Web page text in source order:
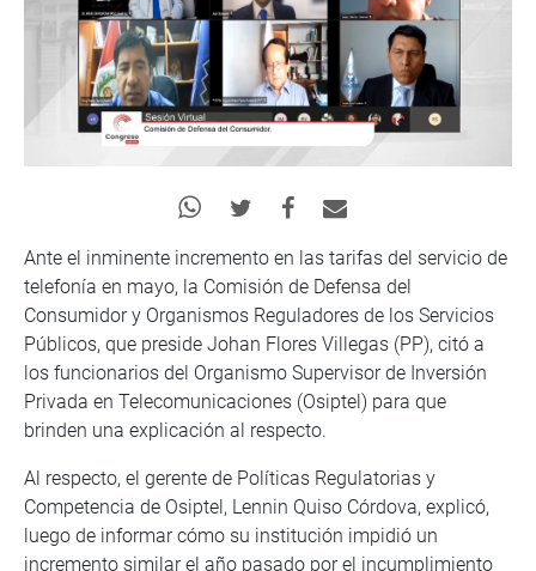
Ante el inminente incremento en las tarifas del servicio de
telefonía en mayo, la Comisión de Defensa del
Consumidor y Organismos Reguladores de los Servicios
Públicos, que preside Johan Flores Villegas (PP), citó a
los funcionarios del Organismo Supervisor de Inversión
Privada en Telecomunicaciones (Osiptel) para que
brinden una explicación al respecto.
Al respecto, el gerente de Políticas Regulatorias y
Competencia de Osiptel, Lennin Quiso Córdova, explicó,
luego de informar cómo su institución impidió un
incremento similar el año pasado por el incumplimiento